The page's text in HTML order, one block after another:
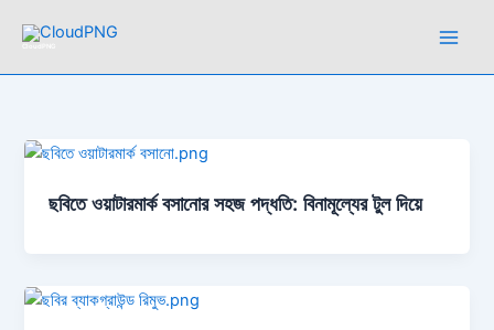
ছবিতে ওয়াটারমার্ক বসানোর সহজ পদ্ধতি: বিনামূল্যের টুল দিয়ে